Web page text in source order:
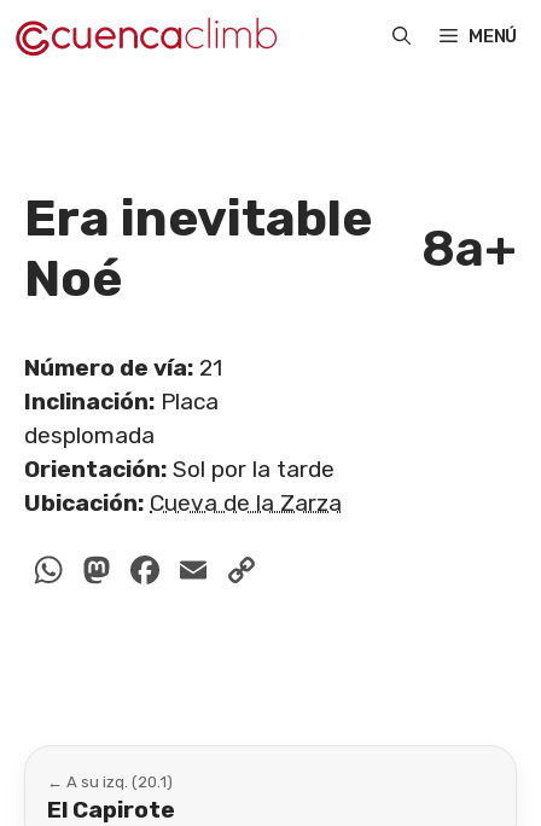
Saltar
al
MENÚ
Era inevitable
Noé
8a+
Número de vía: 21
Inclinación: Placa
desplomada
Orientación: Sol por la tarde
Ubicación: Cueva de la Zarza
WhatsApp
Mastodon
Facebook
Email
← A su izq. (20.1)
El Capirote